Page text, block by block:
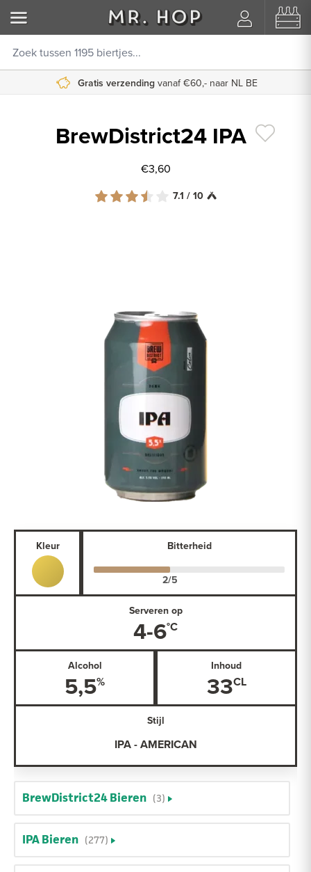
Gratis verzending vanaf €60,- naar NL BE
BrewDistrict24 IPA
€3,60
7.1 / 10
Kleur Bitterheid
Serveren op
4-6
Alcohol
5,5
Inhoud
33
Stijl
IPA - AMERICAN
BrewDistrict24 Bieren (3)
IPA Bieren (277)